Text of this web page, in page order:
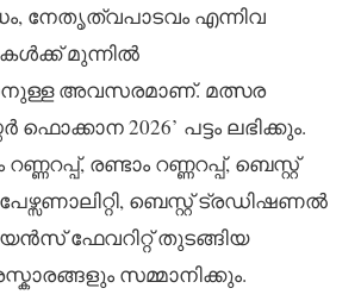
നേതൃത്വപാടവം എന്നിവ
മുന്നിൽ
അവസരമാണ്. മത്സര
ഫൊക്കാന 2026’ പട്ടം ലഭിക്കും.
രണ്ടാം റണ്ണറപ്പ്, ബെസ്റ്റ്
പേഴ്സണാലിറ്റി, ബെസ്റ്റ് ട്രഡിഷണൽ
ഫേവറിറ്റ് തുടങ്ങിയ
സമ്മാനിക്കും.